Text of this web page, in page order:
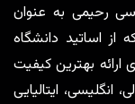
رحیمی به عنوان
اساتید دانشگاه
ارائه بهترین کیفیت
انگلیسی، ایتالیایی